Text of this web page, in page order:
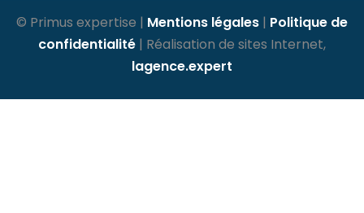
© Primus expertise | Mentions légales | Politique de
confidentialité | Réalisation de sites Internet,
lagence.expert